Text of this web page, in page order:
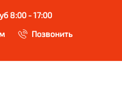
8:00 - 17:00
Позвонить